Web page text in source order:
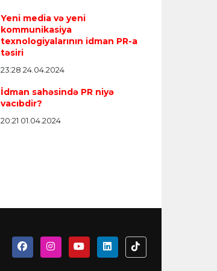
Yeni media və yeni
kommunikasiya
texnologiyalarının idman PR-a
təsiri
23:28 24.04.2024
İdman sahəsində PR niyə
vacıbdir?
20:21 01.04.2024